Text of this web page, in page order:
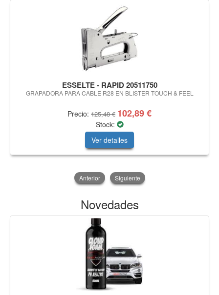
ESSELTE - RAPID 20511750
GRAPADORA PARA CABLE R28 EN BLISTER TOUCH & FEEL
Precio: 125,48 € 102,89 €
Stock:
Ver detalles
Anterior Siguiente
Novedades